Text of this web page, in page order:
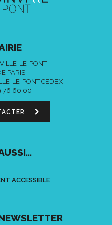
LE-PONT
PARIS
LE-PONT CEDEX
76 60 00
ACCESSIBLE